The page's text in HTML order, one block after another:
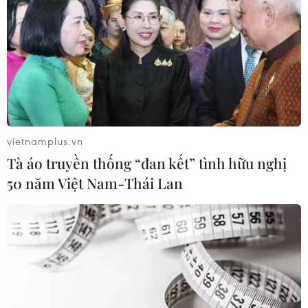
cháy trên sân bêtông khi nắng nóng
03/06/2026 12:07
Kỳ tích hiếm có về chinh phục đỉnh
Everest của nhà leo núi người
Australia
22/05/2026 23:13
Dưa lưới Hokkaido thượng hạng của
Nhật Bản đạt mức giá kỷ lục
36.500USD
22/05/2026 13:25
Mỹ: Máy bay đâm vào người trong
vietnamplus.vn
Tà áo truyền thống “đan kết” tình hữu nghị
50 năm Việt Nam-Thái Lan